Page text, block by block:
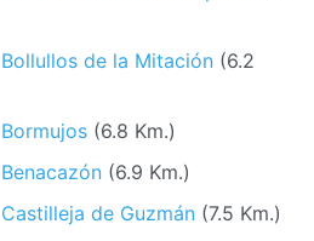
Reformas de Baños en Bollullos de la Mitación (6.2
Reformas de Baños en Bormujos (6.8 Km.)
Reformas de Baños en Benacazón (6.9 Km.)
Reformas de Baños en Castilleja de Guzmán (7.5 Km.)